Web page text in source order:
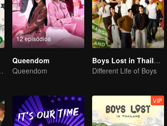
seu ídolo
12 episódios
Queendom
Queendom
Boys Lost in Thailand·Behind the Scene
Different Life of Boys
VIP